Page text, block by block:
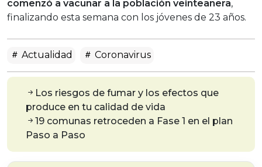
comenzó a vacunar a la población veinteañera,
finalizando esta semana con los jóvenes de 23 años.
Actualidad Coronavirus
Los riesgos de fumar y los efectos que
produce en tu calidad de vida
19 comunas retroceden a Fase 1 en el plan
Paso a Paso